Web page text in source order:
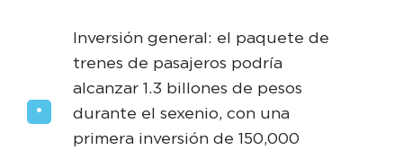
Inversión general: el paquete de
trenes de pasajeros podría
alcanzar 1.3 billones de pesos
durante el sexenio, con una
primera inversión de 150,000